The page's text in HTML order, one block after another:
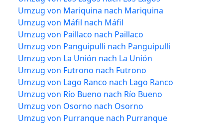
Umzug von Mariquina nach Mariquina
Umzug von Máfil nach Máfil
Umzug von Paillaco nach Paillaco
Umzug von Panguipulli nach Panguipulli
Umzug von La Unión nach La Unión
Umzug von Futrono nach Futrono
Umzug von Lago Ranco nach Lago Ranco
Umzug von Río Bueno nach Río Bueno
Umzug von Osorno nach Osorno
Umzug von Purranque nach Purranque